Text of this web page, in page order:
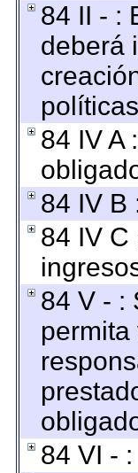
84 II - :
deberá
84 IV A
84 IV B
84 IV C
84 V - :
84 VI -